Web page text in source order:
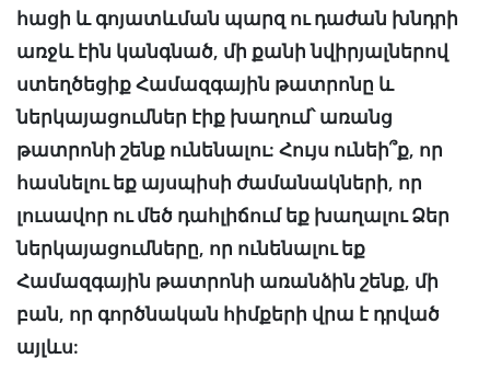
հացի և գոյատևման պարզ ու դաժան խնդրի
առջև էին կանգնած, մի քանի նվիրյալներով
ստեղծեցիք Համազգային թատրոնը և
ներկայացումներ էիք խաղում՝ առանց
թատրոնի շենք ունենալու: Հույս ունեի՞ք, որ
հասնելու եք այսպիսի ժամանակների, որ
լուսավոր ու մեծ դահլիճում եք խաղալու Ձեր
ներկայացումները, որ ունենալու եք
Համազգային թատրոնի առանձին շենք, մի
բան, որ գործնական հիմքերի վրա է դրված
այլևս: